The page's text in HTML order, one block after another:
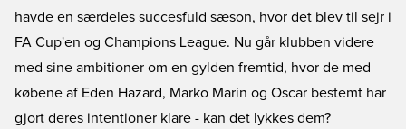
havde en særdeles succesfuld sæson, hvor det blev til sejr i
FA Cup'en og Champions League. Nu går klubben videre
med sine ambitioner om en gylden fremtid, hvor de med
købene af Eden Hazard, Marko Marin og Oscar bestemt har
gjort deres intentioner klare - kan det lykkes dem?